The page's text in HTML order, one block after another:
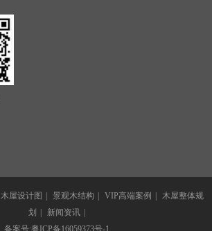
木屋设计图 景观木结构 VIP高端案例
木屋整体规
划
新闻资讯